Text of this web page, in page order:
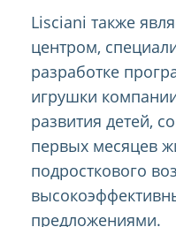
Lisciani также
центром,
разработке
игрушки
развития детей,
первых месяцев
подросткового
предложениями.